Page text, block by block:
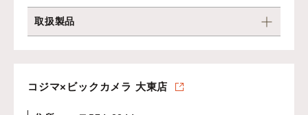
取扱製品
コジマ×ビックカメラ 大東店